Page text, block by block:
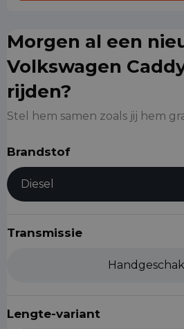
Morgen al een
Volkswagen
rijden?
Stel hem samen zoals jij hem
Brandstof
Diesel
Transmissie
Lengte-variant